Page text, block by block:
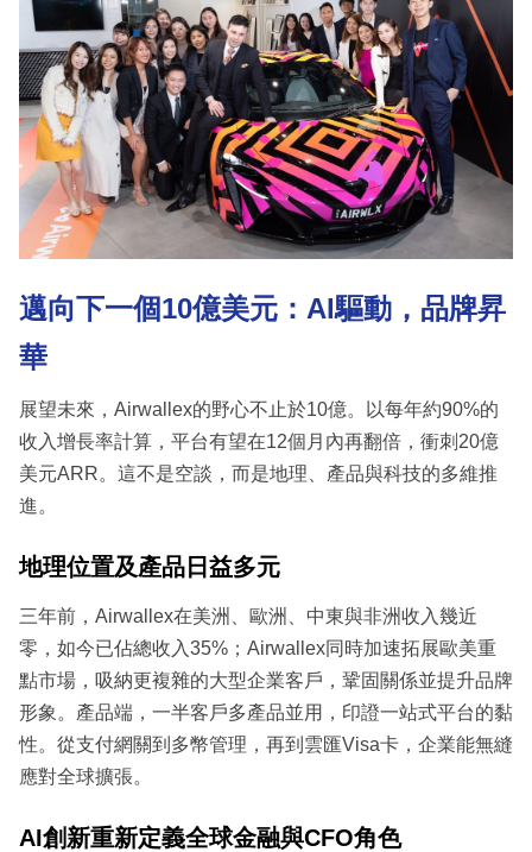
邁向下一個10億美元：AI驅動，品牌昇
華
展望未來，Airwallex的野心不止於10億。以每年約90%的
收入增長率計算，平台有望在12個月內再翻倍，衝刺20億
美元ARR。這不是空談，而是地理、產品與科技的多維推
進。
地理位置及產品日益多元
三年前，Airwallex在美洲、歐洲、中東與非洲收入幾近
零，如今已佔總收入35%；Airwallex同時加速拓展歐美重
點市場，吸納更複雜的大型企業客戶，鞏固關係並提升品牌
形象。產品端，一半客戶多產品並用，印證一站式平台的黏
性。從支付網關到多幣管理，再到雲匯Visa卡，企業能無縫
應對全球擴張。
AI創新重新定義全球金融與CFO角色